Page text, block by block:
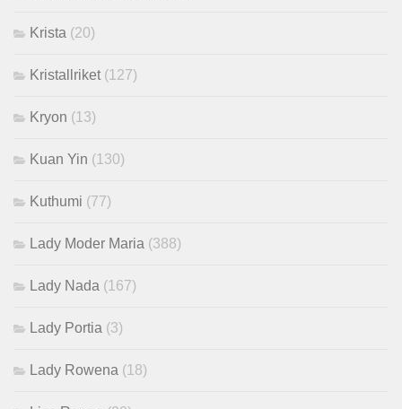
Krista (20)
Kristallriket (127)
Kryon (13)
Kuan Yin (130)
Kuthumi (77)
Lady Moder Maria (388)
Lady Nada (167)
Lady Portia (3)
Lady Rowena (18)